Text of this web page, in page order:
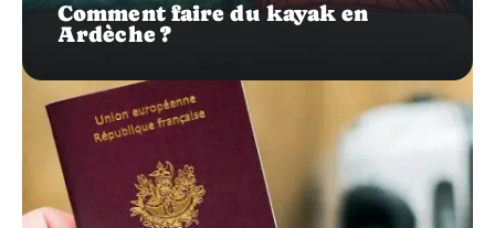
Comment faire du kayak en
Ardèche ?